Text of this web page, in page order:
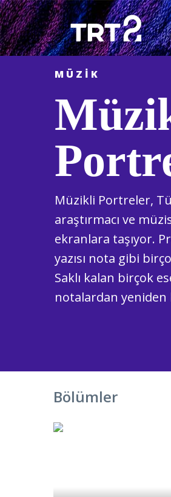
MÜZIK
Müzikli Portreler,
araştırmacı ve
ekranlara taşıyor.
yazısı nota gibi
Saklı kalan birçok
notalardan
PAYLAŞ
Bölümler